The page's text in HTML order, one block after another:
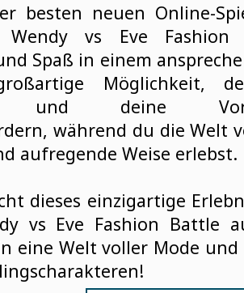
besten neuen Online-
Wendy vs Eve Fashion
Spaß in einem
Möglichkeit,
und deine
während du die Welt
aufregende Weise erlebst.
dieses einzigartige
vs Eve Fashion Battle
eine Welt voller Mode